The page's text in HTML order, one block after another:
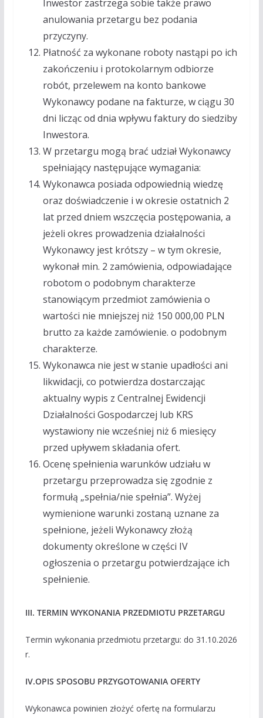
Inwestor zastrzega sobie także prawo
anulowania przetargu bez podania
przyczyny.
Płatność za wykonane roboty nastąpi po ich
zakończeniu i protokolarnym odbiorze
robót, przelewem na konto bankowe
Wykonawcy podane na fakturze, w ciągu 30
dni licząc od dnia wpływu faktury do siedziby
Inwestora.
W przetargu mogą brać udział Wykonawcy
spełniający następujące wymagania:
Wykonawca posiada odpowiednią wiedzę
oraz doświadczenie i w okresie ostatnich 2
lat przed dniem wszczęcia postępowania, a
jeżeli okres prowadzenia działalności
Wykonawcy jest krótszy – w tym okresie,
wykonał min. 2 zamówienia, odpowiadające
robotom o podobnym charakterze
stanowiącym przedmiot zamówienia o
wartości nie mniejszej niż 150 000,00 PLN
brutto za każde zamówienie. o podobnym
charakterze.
Wykonawca nie jest w stanie upadłości ani
likwidacji, co potwierdza dostarczając
aktualny wypis z Centralnej Ewidencji
Działalności Gospodarczej lub KRS
wystawiony nie wcześniej niż 6 miesięcy
przed upływem składania ofert.
Ocenę spełnienia warunków udziału w
przetargu przeprowadza się zgodnie z
formułą „spełnia/nie spełnia”. Wyżej
wymienione warunki zostaną uznane za
spełnione, jeżeli Wykonawcy złożą
dokumenty określone w części IV
ogłoszenia o przetargu potwierdzające ich
spełnienie.
III. TERMIN WYKONANIA PRZEDMIOTU PRZETARGU
Termin wykonania przedmiotu przetargu: do 31.10.2026
r.
IV.OPIS SPOSOBU PRZYGOTOWANIA OFERTY
Wykonawca powinien złożyć ofertę na formularzu